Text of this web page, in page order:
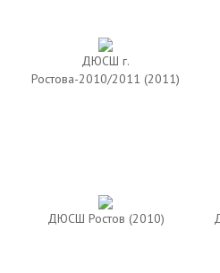
ДЮСШ г.
Ростова-2010/2011 (2011)
ДЮСШ Ростов (2010)